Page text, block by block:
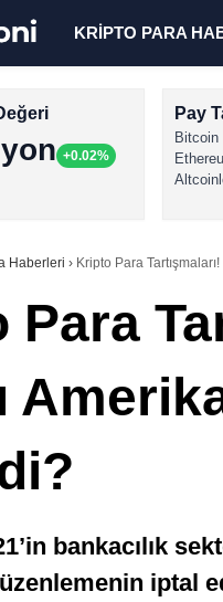
KRİPTO PARA
+0.02%
Pay
Bitcoin
Haberleri › Kripto Para
bankacılık
iptal